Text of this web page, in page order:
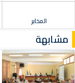
المخابر
مشابهة